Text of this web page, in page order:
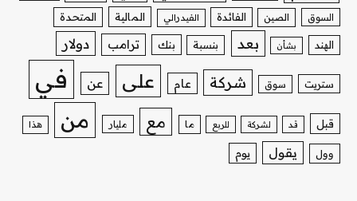
السوق الصين الفائدة الفيدرالي المالية المتحدة
الهند بشأن بعد بنسبة بنك ترامب دولار
ستريت سوق شركة عام على عن في
قبل قد لشركة للربع ما مع مليار من هذا
وول يقول يوم